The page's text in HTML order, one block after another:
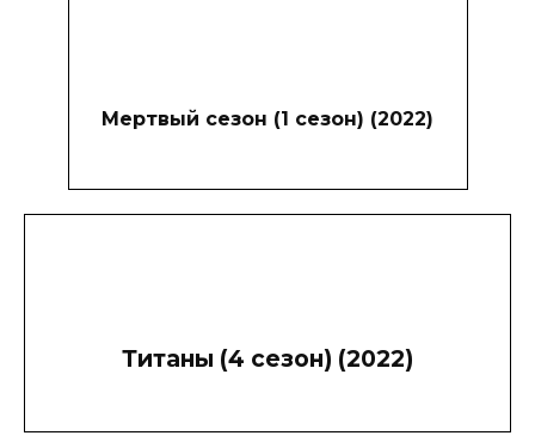
Мертвый сезон (1 сезон) (2022)
Титаны (4 сезон) (2022)